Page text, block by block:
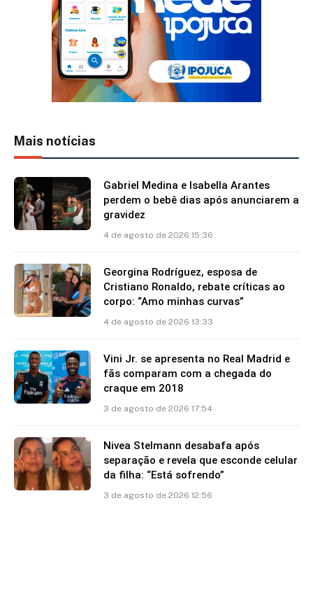
Mais notícias
Gabriel Medina e Isabella Arantes
perdem o bebê dias após anunciarem a
gravidez
4 de agosto de 2026 15:36
Georgina Rodríguez, esposa de
Cristiano Ronaldo, rebate críticas ao
corpo: “Amo minhas curvas”
4 de agosto de 2026 13:33
Vini Jr. se apresenta no Real Madrid e
fãs comparam com a chegada do
craque em 2018
3 de agosto de 2026 17:54
Nivea Stelmann desabafa após
separação e revela que esconde celular
da filha: “Está sofrendo”
3 de agosto de 2026 12:56